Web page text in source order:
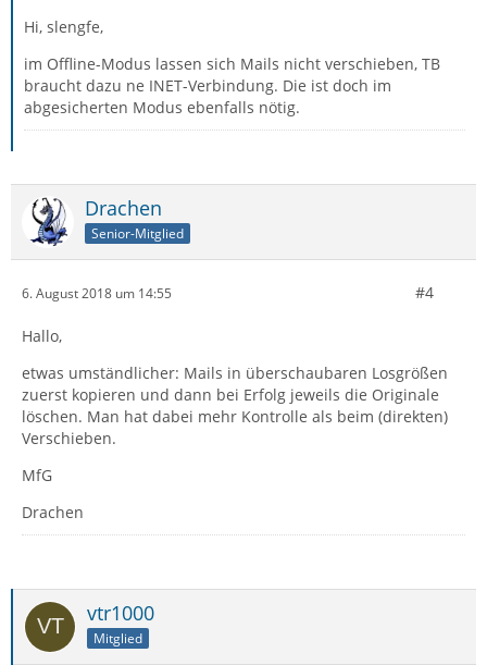
Hi, slengfe,
im Offline-Modus lassen sich Mails nicht verschieben, TB
braucht dazu ne INET-Verbindung. Die ist doch im
abgesicherten Modus ebenfalls nötig.
Drachen
Senior-Mitglied
6. August 2018 um 14:55 #4
Hallo,
etwas umständlicher: Mails in überschaubaren Losgrößen
zuerst kopieren und dann bei Erfolg jeweils die Originale
löschen. Man hat dabei mehr Kontrolle als beim (direkten)
Verschieben.
MfG
Drachen
vtr1000
Mitglied